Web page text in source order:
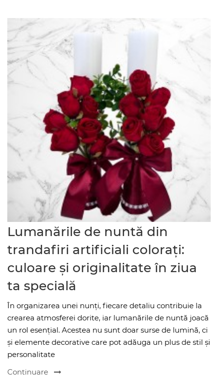
Lumanările de nuntă din
trandafiri artificiali colorați:
culoare și originalitate în ziua
ta specială
În organizarea unei nunți, fiecare detaliu contribuie la
crearea atmosferei dorite, iar lumanările de nuntă joacă
un rol esențial. Acestea nu sunt doar surse de lumină, ci
și elemente decorative care pot adăuga un plus de stil și
personalitate
Continuare